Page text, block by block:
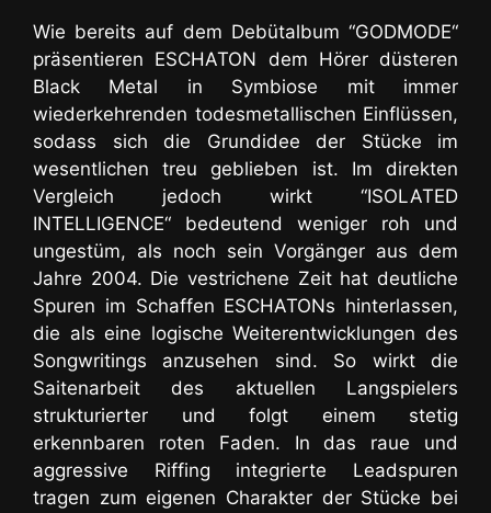
Wie bereits auf dem Debütalbum “GODMODE“
präsentieren ESCHATON dem Hörer düsteren
Black Metal in Symbiose mit immer
wiederkehrenden todesmetallischen Einflüssen,
sodass sich die Grundidee der Stücke im
wesentlichen treu geblieben ist. Im direkten
Vergleich jedoch wirkt “ISOLATED
INTELLIGENCE“ bedeutend weniger roh und
ungestüm, als noch sein Vorgänger aus dem
Jahre 2004. Die vestrichene Zeit hat deutliche
Spuren im Schaffen ESCHATONs hinterlassen,
die alseine logische Weiterentwicklungen des
Songwritings anzusehen sind. So wirkt die
Saitenarbeit des aktuellen Langspielers
strukturierter und folgt einem stetig
erkennbaren roten Faden. In das raue und
aggressive Riffing integrierte Leadspuren
tragen zum eigenen Charakter der Stücke bei